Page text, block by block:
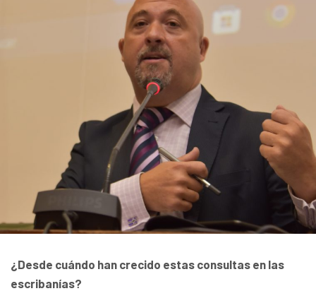
¿Desde cuándo han crecido estas consultas en las
escribanías?